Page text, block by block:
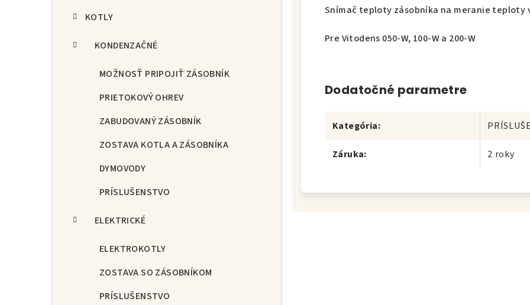
KOTLY
KONDENZAČNÉ
MOŽNOSŤ PRIPOJIŤ ZÁSOBNÍK
PRIETOKOVÝ OHREV
ZABUDOVANÝ ZÁSOBNÍK
ZOSTAVA KOTLA A ZÁSOBNÍKA
DYMOVODY
PRÍSLUŠENSTVO
ELEKTRICKÉ
ELEKTROKOTLY
ZOSTAVA SO ZÁSOBNÍKOM
PRÍSLUŠENSTVO
Snímač teploty zásobníka na meranie teploty
Pre Vitodens 050-W, 100-W a 200-W
Dodatočné parametre
Kategória:
Záruka: 2 roky